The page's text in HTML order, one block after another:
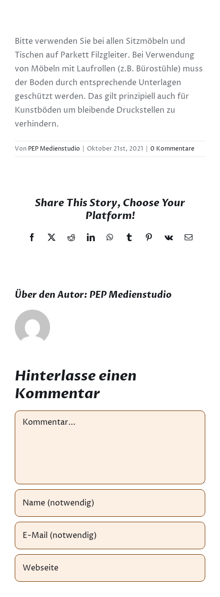
Bitte verwenden Sie bei allen Sitzmöbeln und
Tischen auf Parkett Filzgleiter. Bei Verwendung
von Möbeln mit Laufrollen (z.B. Bürostühle) muss
der Boden durch entsprechende Unterlagen
geschützt werden. Das gilt prinzipiell auch für
Kunstböden um bleibende Druckstellen zu
verhindern.
Von PEP Medienstudio Oktober 21st, 2021 0 Kommentare
Share This Story, Choose Your
Platform!
Facebook
X RedditLinkedInWhatsAppTumblrPinterest
Vk
E-
Über den Autor: PEP Medienstudio
Hinterlasse einen
Kommentar
Kommentar